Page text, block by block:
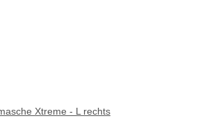
Xtreme - L rechts